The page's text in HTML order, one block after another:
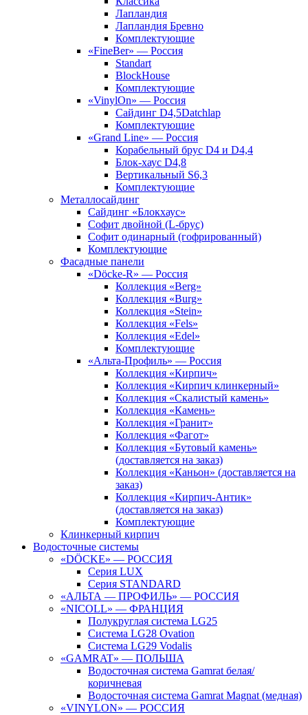
Лапландия
Лапландия Бревно
Комплектующие
«FineBer» — Россия
Standart
BlockHouse
Комплектующие
«VinylOn» — Россия
Сайдинг D4,5Datchlap
Комплектующие
«Grand Line» — Россия
Корабельный брус D4 и D4,4
Блок-хаус D4,8
Вертикальный S6,3
Комплектующие
Металлосайдинг
Сайдинг «Блокхаус»
Софит двойной (L-брус)
Софит одинарный (гофрированный)
Комплектующие
Фасадные панели
«Döcke-R» — Россия
Коллекция «Berg»
Коллекция «Burg»
Коллекция «Stein»
Коллекция «Fels»
Коллекция «Edel»
Комплектующие
«Альта-Профиль» — Россия
Коллекция «Кирпич»
Коллекция «Кирпич клинкерный»
Коллекция «Скалистый камень»
Коллекция «Камень»
Коллекция «Гранит»
Коллекция «Фагот»
Коллекция «Бутовый камень»
(доставляется на заказ)
Коллекция «Каньон» (доставляется на
заказ)
Коллекция «Кирпич-Антик»
(доставляется на заказ)
Комплектующие
Клинкерный кирпич
Водосточные системы
«DÖCKE» — РОССИЯ
Серия LUX
Серия STANDARD
«АЛЬТА — ПРОФИЛЬ» — РОССИЯ
«NICOLL» — ФРАНЦИЯ
Полукруглая система LG25
Система LG28 Ovation
Система LG29 Vodalis
«GAMRAT» — ПОЛЬША
Водосточная система Gamrat белая/
коричневая
Водосточная система Gamrat Magnat (медная)
«VINYLON» — РОССИЯ